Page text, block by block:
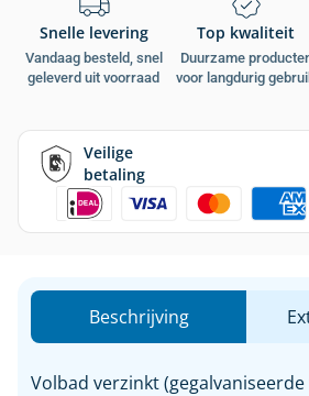
Snelle levering
Vandaag besteld, snel
geleverd uit voorraad
Top kwaliteit
Duurzame
voor langdurig
Veilige
betaling
Beschrijving
Volbad verzinkt